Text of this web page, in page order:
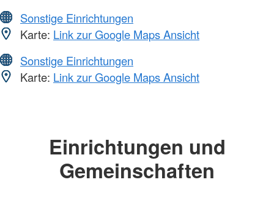
Sonstige Einrichtungen
Karte: Link zur Google Maps Ansicht
Sonstige Einrichtungen
Karte: Link zur Google Maps Ansicht
Einrichtungen und
Gemeinschaften